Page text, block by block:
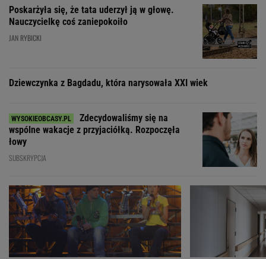
Poskarżyła się, że tata uderzył ją w głowę.
Nauczycielkę coś zaniepokoiło
JAN RYBICKI
Dziewczynka z Bagdadu, która narysowała XXI wiek
Zdecydowaliśmy się na
wspólne wakacje z przyjaciółką. Rozpoczęła
łowy
SUBSKRYPCJA